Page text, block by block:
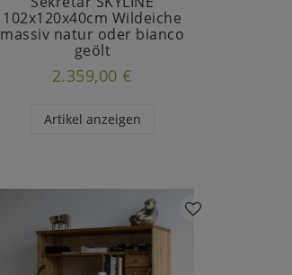
102x120x40cm Wildeiche
massiv natur oder bianco
geölt
2.359,00 €
Artikel anzeigen